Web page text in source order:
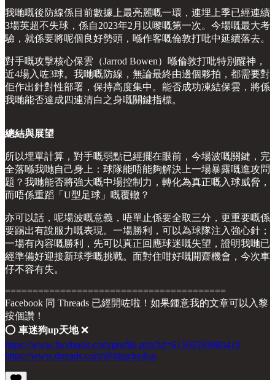
我哋嘅後防線係目前數據上最亮麗嘅一環，連埋上季已經連續
3場英超不失球，係自2023年2月以嚟嘅第一次。今場嘅最大考
驗，就係要將呢個良好勢頭，喺作客嘅倫敦打吡中延續落去。
對手嘅攻擊核心保雲（Jarrod Bowen）喺倫敦打吡特別醒神，
近4場入咗3球。我哋嘅防線，無論最終由邊個夥拍，都需要對
佢作出針對性部署，保持高度集中。能否成功凍結保雲，將係
我哋能否達成四連清白之身嘅關鍵指標。
總結與展望
所以埋單計算，對手嘅弱點已經擺在眼前，今場波嘅關鍵，完
全落喺我哋自己身上：球隊能唔能夠解決上一場暴露嘅進攻問
題？我哋能否將強大嘅中場控制力，轉化為真正嘅入球威脅，
而唔係重蹈「U型足球」嘅覆轍？
亦可以話，呢場波嘅意義，唔單止係要全取三分，更重要嘅係
要踢出有說服力嘅表現。一場勝利，可以為球隊注入強心針；
一場有內容嘅勝利，先可以真正回應球迷嘅失望，證明我哋已
經準備好迎接新球季嘅挑戰。面對住咁好嘅開齋機會，今次車
仔不容有失。
========================================
Facebook 同 Threads 已經開咗啦！如果鍾意我的文章可以入黎
按個讚！
⭕️ 車迷狗up天地❌
https://www.facebook.com/profile.php?id=61566593983419
https://www.threads.com/@hkgchedog